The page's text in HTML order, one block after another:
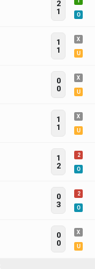
2
1
O
1
1
X
U
0
0
X
U
1
1
X
U
1
2
2
O
0
3
2
O
0
0
X
U